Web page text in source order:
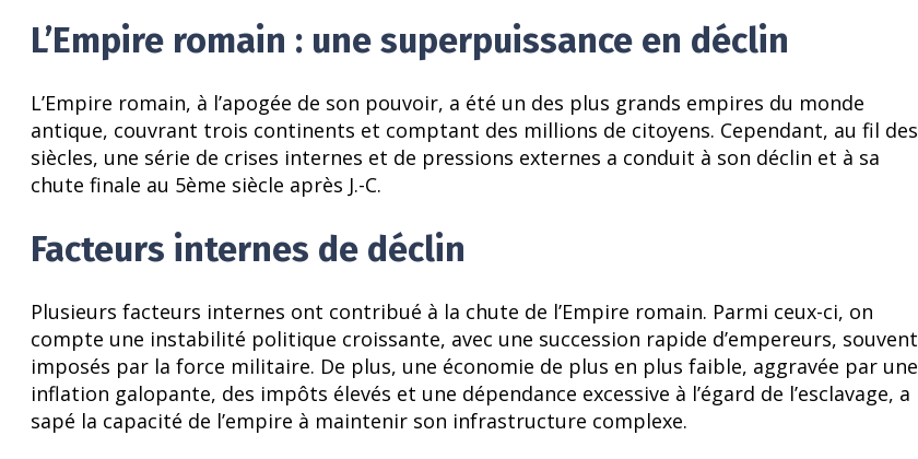
L’Empire romain : une superpuissance en déclin
L’Empire romain, à l’apogée de son pouvoir, a été un des plus grands empires du monde
antique, couvrant trois continents et comptant des millions de citoyens. Cependant, au fil des
siècles, une série de crises internes et de pressions externes a conduit à son déclin et à sa
chute finale au 5ème siècle après J.-C.
Facteurs internes de déclin
Plusieurs facteurs internes ont contribué à la chute de l’Empire romain. Parmi ceux-ci, on
compte une instabilité politique croissante, avec une succession rapide d’empereurs, souvent
imposés par la force militaire. De plus, une économie de plus en plus faible, aggravée par une
inflation galopante, des impôts élevés et une dépendance excessive à l’égard de l’esclavage, a
sapé la capacité de l’empire à maintenir son infrastructure complexe.